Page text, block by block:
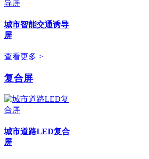
城市智能交通诱导
屏
查看更多 >
复合屏
城市道路LED复合
屏